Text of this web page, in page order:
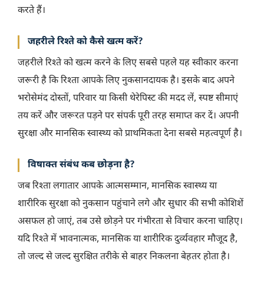
करते हैं।
जहरीले रिश्ते को कैसे खत्म करें?
जहरीले रिश्ते को खत्म करने के लिए सबसे पहले यह स्वीकार करना
जरूरी है कि रिश्ता आपके लिए नुकसानदायक है। इसके बाद अपने
भरोसेमंद दोस्तों, परिवार या किसी थेरेपिस्ट की मदद लें, स्पष्ट सीमाएं
तय करें और जरूरत पड़ने पर संपर्क पूरी तरह समाप्त कर दें। अपनी
सुरक्षा और मानसिक स्वास्थ्य को प्राथमिकता देना सबसे महत्वपूर्ण है।
विषाक्त संबंध कब छोड़ना है?
जब रिश्ता लगातार आपके आत्मसम्मान, मानसिक स्वास्थ्य या
शारीरिक सुरक्षा को नुकसान पहुंचाने लगे और सुधार की सभी कोशिशें
असफल हो जाएं, तब उसे छोड़ने पर गंभीरता से विचार करना चाहिए।
यदि रिश्ते में भावनात्मक, मानसिक या शारीरिक दुर्व्यवहार मौजूद है,
तो जल्द से जल्द सुरक्षित तरीके से बाहर निकलना बेहतर होता है।